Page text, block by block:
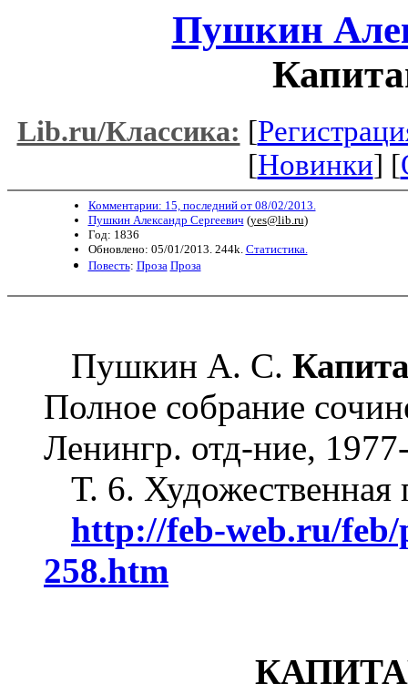
Пушкин
Lib.ru/Классика: [
[Новинки] [
Комментарии: 15, последний от 08/02/2013.
Пушкин Александр Сергеевич (yes@lib.ru)
Год: 1836
Обновлено: 05/01/2013. 244k. Статистика.
Повесть: Проза Проза
Пушкин А. С.
Полное собрание
Ленингр. отд-ние,
Т. 6. Художественная
http://feb-web.ru/feb/
258.htm